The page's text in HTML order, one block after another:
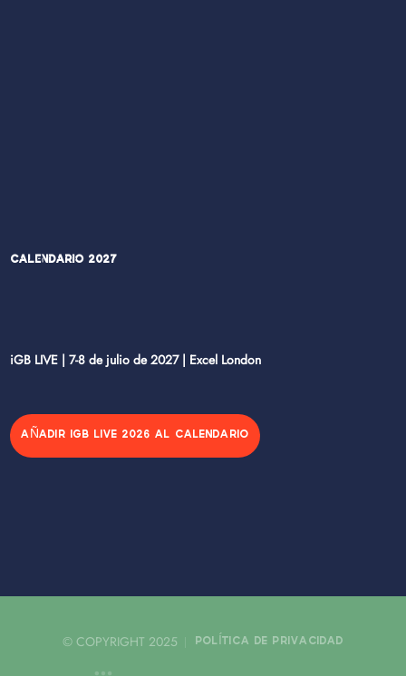
Calendario 2027
iGB LIVE | 7-8 de julio de 2027 | Excel London
AÑADIR IGB LIVE 2026 AL CALENDARIO
© COPYRIGHT 2025 POLÍTICA DE PRIVACIDAD